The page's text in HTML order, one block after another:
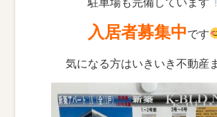
入居者募集中です
気になる方はいきいき不動産